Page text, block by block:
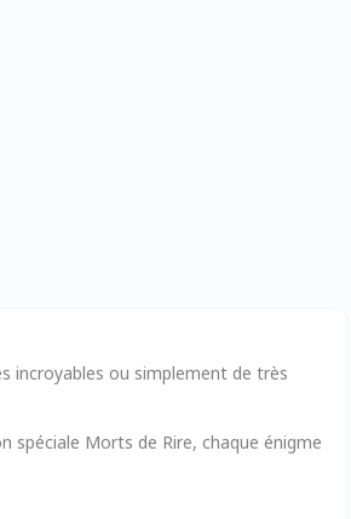
incroyables ou simplement de très
spéciale Morts de Rire, chaque énigme